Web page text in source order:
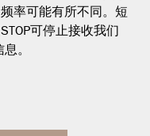
率可能有所不同。短
可停止接收我们
。